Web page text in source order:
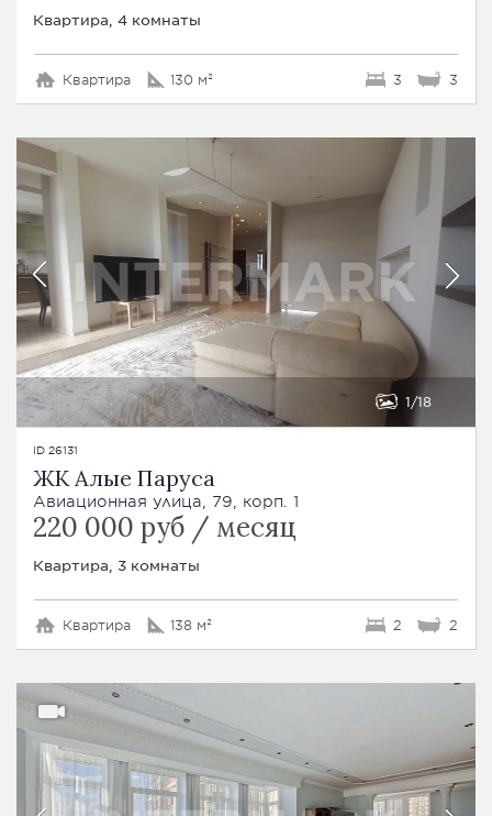
Квартира, 4 комнаты
Квартира 130 м² 3 3
1 18
ID 26131
ЖК Алые Паруса
Авиационная улица, 79, корп. 1
220 000 руб / месяц
Квартира, 3 комнаты
Квартира 138 м² 2 2